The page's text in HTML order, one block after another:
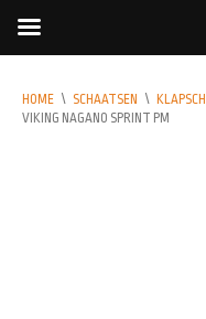
HOME \ SCHAATSEN \
VIKING NAGANO SPRINT PM